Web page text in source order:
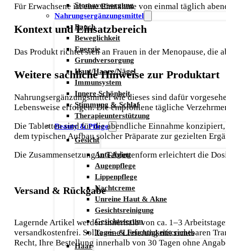
Stomaversorgung
Nahrungsergänzungsmittel
Bauch
Beweglichkeit
Energie
Grundversorgung
Haut/Haare/Nägel
Immunsystem
Innere Schönheit
Stimmung & Schlaf
Therapieunterstützung
Beauty & Pflege
Gesicht
Anti-Aging
Augenpflege
Lippenpflege
Nachtcreme
Unreine Haut & Akne
Gesichtsreinigung
Gesichtsserum
Tages- & Feuchtigkeitscremes
Haar
Für Erwachsene ist eine Einnahme von einmal täglich
Kontext und Einsatzbereich
Das Produkt richtet sich an Frauen in der Menopause,
Weitere sachliche Hinweise zur Produktart
Nahrungsergänzungsmittel wie dieses sind dafür
Lebensweise erfolgen. Die empfohlene tägliche
Die Tabletten sind für die abendliche Einnahme
dem typischen Aufbau solcher Präparate zur gezielten
Die Zusammensetzung in Tablettenform erleichtert die
Versand & Rückgabe
Lagernde Artikel werden innerhalb von ca. 1–3
versandkostenfrei. Sollte eine Lieferung mit sichtbaren
Recht, Ihre Bestellung innerhalb von 30 Tagen ohne